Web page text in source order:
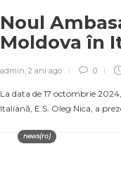
Noul
Moldova în
admin, 2 ani ago 0
La data de 17 octombrie
Italiană, E.S. Oleg Nica, a
news(ro)